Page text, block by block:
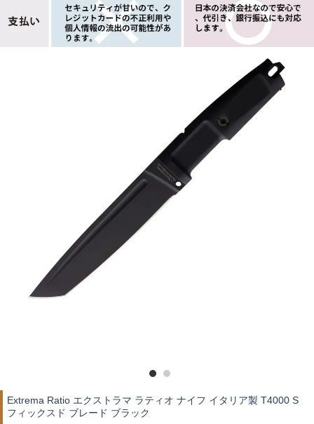
Extrema Ratio エクストラマ ラティオ ナイフ イタリア製 T4000 S
フィックスド ブレード ブラック